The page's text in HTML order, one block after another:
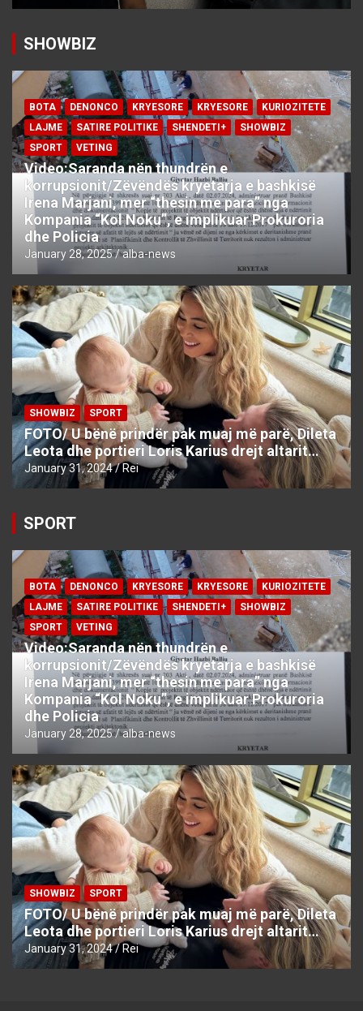
SHOWBIZ
BOTA DENONCO KRYESORE KRYESORE
KURIOZITETE
LAJME
SATIRE POLITIKE SHENDETI+
SHOWBIZ
SPORT
VETING
Video:Saranda nën thundrën e
korrupsionit/Zëvëndës kryetarja e bashkisë
Irena Marjani, mer “thesin me para” nga
Kompania “Kol Noku”, e implikuar Prokuroria
dhe Policia
January 28, 2025 alba-news
SHOWBIZ SPORT
FOTO/ U bënë prindër pak muaj më parë, Dileta
Leota dhe portieri Loris Karius drejt altarit…
January 31, 2024 Rei
SPORT
BOTA DENONCO KRYESORE KRYESORE
KURIOZITETE
LAJME
SATIRE POLITIKE SHENDETI+
SHOWBIZ
SPORT
VETING
Video:Saranda nën thundrën e
korrupsionit/Zëvëndës kryetarja e bashkisë
Irena Marjani, mer “thesin me para” nga
Kompania “Kol Noku”, e implikuar Prokuroria
dhe Policia
January 28, 2025 alba-news
SHOWBIZ SPORT
FOTO/ U bënë prindër pak muaj më parë, Dileta
Leota dhe portieri Loris Karius drejt altarit…
January 31, 2024 Rei